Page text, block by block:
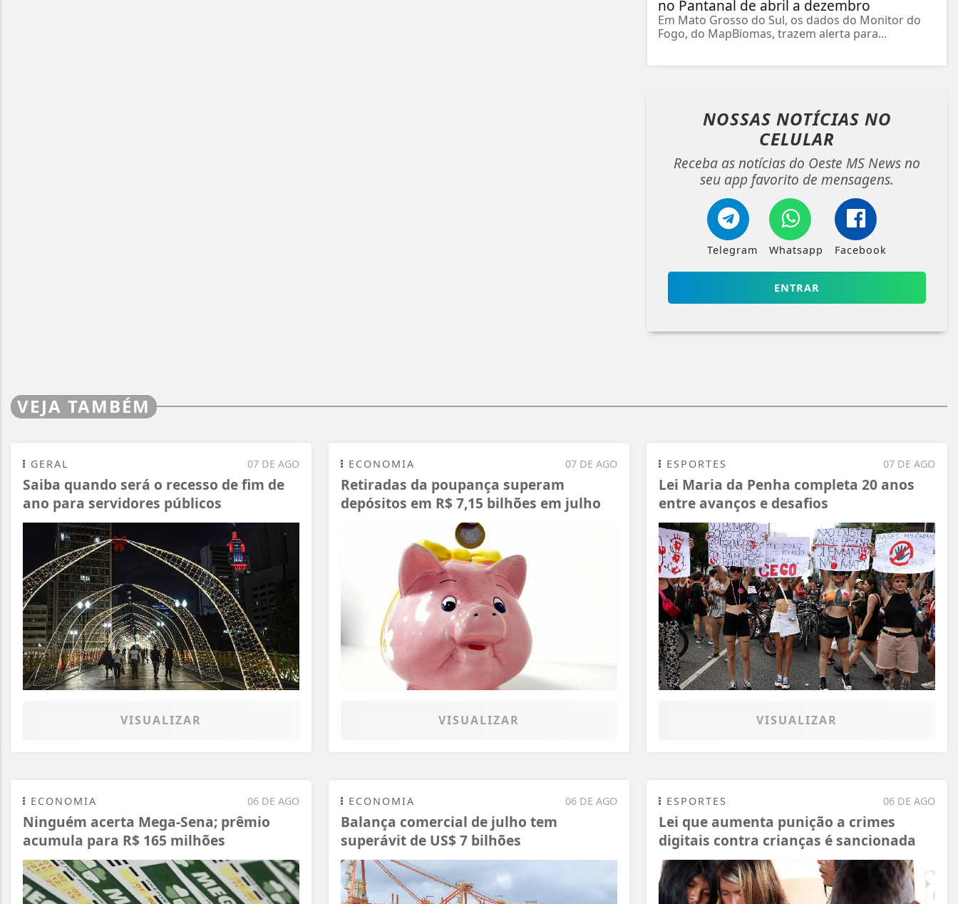
no Pantanal de abril a dezembro
Em Mato Grosso do Sul, os dados do Monitor do
Fogo, do MapBiomas, trazem alerta para...
NOSSAS NOTÍCIAS NO
CELULAR
Receba as notícias do Oeste MS News no
seu app favorito de mensagens.
Telegram Whatsapp Facebook
ENTRAR
VEJA TAMBÉM
07 DE AGO
GERAL
Saiba quando será o recesso de fim de
ano para servidores públicos
VISUALIZAR
07 DE AGO
ECONOMIA
Retiradas da poupança superam
depósitos em R$ 7,15 bilhões em julho
VISUALIZAR
07 DE AGO
ESPORTES
Lei Maria da Penha completa 20 anos
entre avanços e desafios
VISUALIZAR
06 DE AGO
ECONOMIA
Ninguém acerta Mega-Sena; prêmio
acumula para R$ 165 milhões
06 DE AGO
ECONOMIA
Balança comercial de julho tem
superávit de US$ 7 bilhões
06 DE AGO
ESPORTES
Lei que aumenta punição a crimes
digitais contra crianças é sancionada